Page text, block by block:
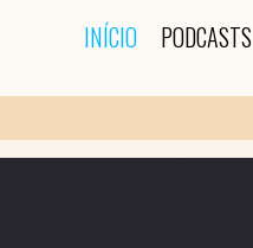
INÍCIO PODCASTS